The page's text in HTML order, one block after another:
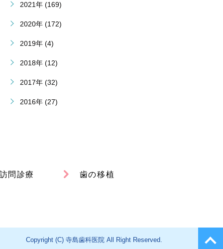
2021年 (169)
2020年 (172)
2019年 (4)
2018年 (12)
2017年 (32)
2016年 (27)
問診療 歯の移植
Copyright (C) 寺島歯科医院 All Right Reserved.